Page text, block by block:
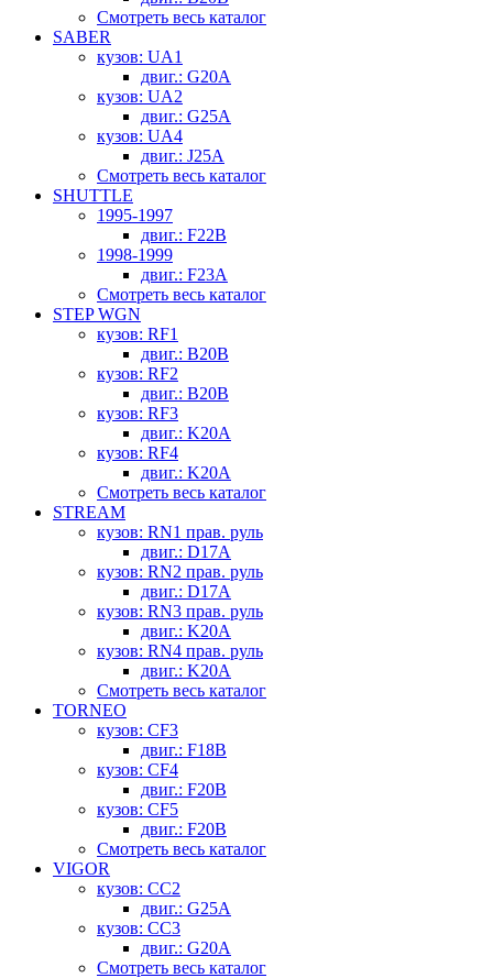
Смотреть весь каталог
SABER
кузов: UA1
двиг.: G20A
кузов: UA2
двиг.: G25A
кузов: UA4
двиг.: J25A
Смотреть весь каталог
SHUTTLE
1995-1997
двиг.: F22B
1998-1999
двиг.: F23A
Смотреть весь каталог
STEP WGN
кузов: RF1
двиг.: B20B
кузов: RF2
двиг.: B20B
кузов: RF3
двиг.: K20A
кузов: RF4
двиг.: K20A
Смотреть весь каталог
STREAM
кузов: RN1 прав. руль
двиг.: D17A
кузов: RN2 прав. руль
двиг.: D17A
кузов: RN3 прав. руль
двиг.: K20A
кузов: RN4 прав. руль
двиг.: K20A
Смотреть весь каталог
TORNEO
кузов: CF3
двиг.: F18B
кузов: CF4
двиг.: F20B
кузов: CF5
двиг.: F20B
Смотреть весь каталог
VIGOR
кузов: CC2
двиг.: G25A
кузов: CC3
двиг.: G20A
Смотреть весь каталог